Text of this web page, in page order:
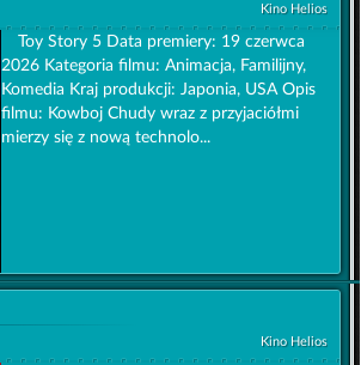
Kino Helios
Toy Story 5 Data premiery: 19 czerwca
2026 Kategoria filmu: Animacja, Familijny,
Komedia Kraj produkcji: Japonia, USA Opis
filmu: Kowboj Chudy wraz z przyjaciółmi
mierzy się z nową technolo...
Kino Helios